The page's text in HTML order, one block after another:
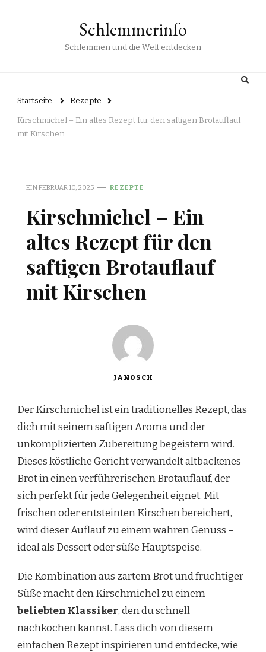
Schlemmerinfo
Schlemmen und die Welt entdecken
Startseite Rezepte
Kirschmichel – Ein altes Rezept für den saftigen Brotauflauf
mit Kirschen
EINFEBRUAR 10, 2025 REZEPTE
Kirschmichel – Ein
altes Rezept für den
saftigen Brotauflauf
mit Kirschen
JANOSCH
Der Kirschmichel ist ein traditionelles Rezept, das
dich mit seinem saftigen Aroma und der
unkomplizierten Zubereitung begeistern wird.
Dieses köstliche Gericht verwandelt altbackenes
Brot in einen verführerischen Brotauflauf, der
sich perfekt für jede Gelegenheit eignet. Mit
frischen oder entsteinten Kirschen bereichert,
wird dieser Auflauf zu einem wahren Genuss –
ideal als Dessert oder süße Hauptspeise.
Die Kombination aus zartem Brot und fruchtiger
Süße macht den Kirschmichel zu einem
beliebten Klassiker, den du schnell
nachkochen kannst. Lass dich von diesem
einfachen Rezept inspirieren und entdecke, wie